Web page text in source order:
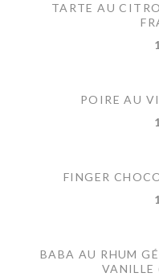
TARTE AU
POIRE AU
FINGER
BABA AU RHUM
VANILLE